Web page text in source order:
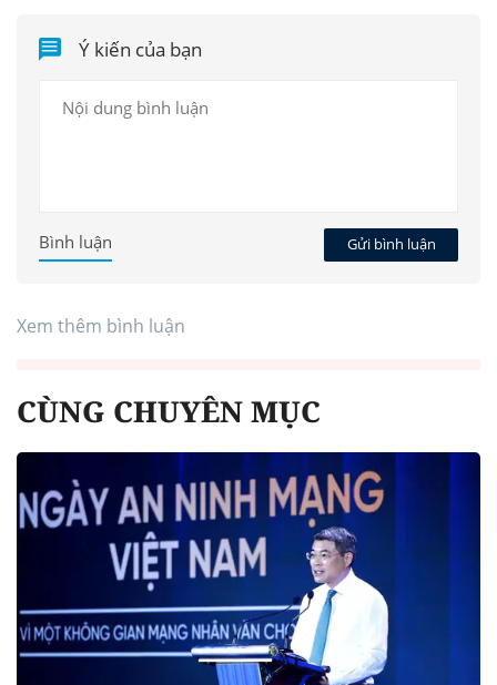
Ý kiến của bạn
Gửi bình luận
Bình luận
Xem thêm bình luận
CÙNG CHUYÊN MỤC